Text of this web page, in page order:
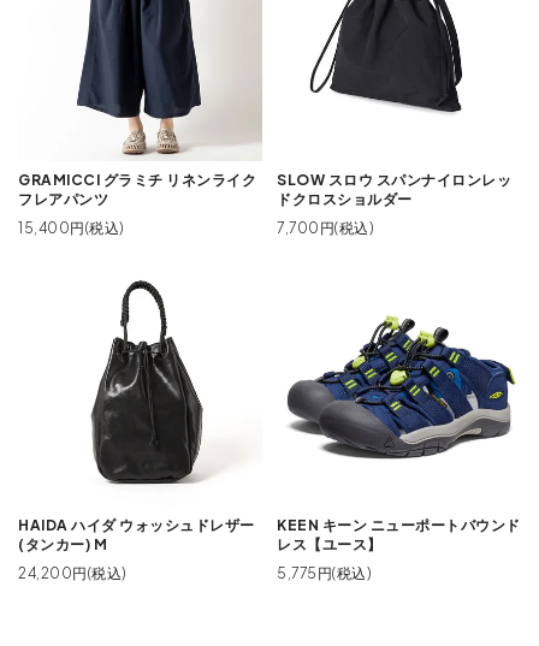
GRAMICCI グラミチ リネンライク
フレアパンツ
15,400円(税込)
SLOW スロウ スパンナイロンレッ
ドクロスショルダー
7,700円(税込)
HAIDA ハイダ ウォッシュドレザー
(タンカー) M
24,200円(税込)
KEEN キーン ニューポートバウンド
レス【ユース】
5,775円(税込)